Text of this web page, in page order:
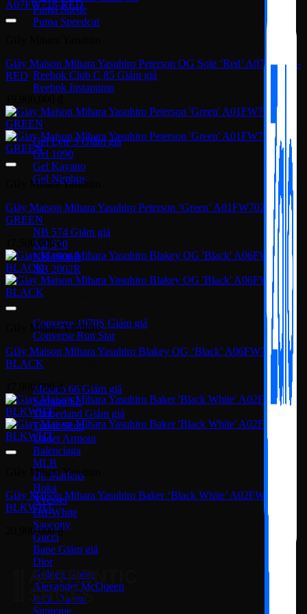
Puma Suede
Puma Speedcat
Reebok Club C 85
Reebok Instapump
Giày Asics
Gel Lyte 3
Gel 1090
Gel Kayano
Gel Nimbus
New Balance
NB 574
NB 530
NB 1906R
NB 2002R
Giày Converse
Converse 1970S
Converse Run Star
Onitsuka Tiger
Mexico 66
Serrano SL
Timberland
Travis Scott
Under Armour
Balenciaga
MLB
Dr. Martens
Hoka
Xvessel
Off-White
Saucony
Gucci
Bape
Dior
Golden Goose
Alexander McQueen
Rick Owens
Supreme
Giày Maison Mihara Yasuhiro Peterson OG Sole ‘Red’ A07FW718-
RED
Giày Mihara Yasuhiro
Giày Maison Mihara Yasuhiro Peterson ‘Green’ A01FW702-
GREEN
17,500,000₫
Giày Mihara Yasuhiro
Giày Maison Mihara Yasuhiro Blakey OG ‘Black’ A06FW704-
BLACK
17,900,000₫
Giày Mihara Yasuhiro
Giày Maison Mihara Yasuhiro Baker ‘Black White’ A02FW704-
BLKWHT
20,900,000₫